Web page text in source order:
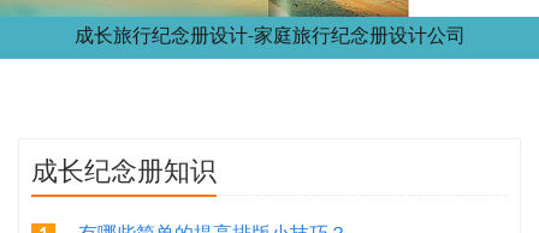
成长旅行纪念册设计-家庭旅行纪念册设计公司
成长纪念册知识